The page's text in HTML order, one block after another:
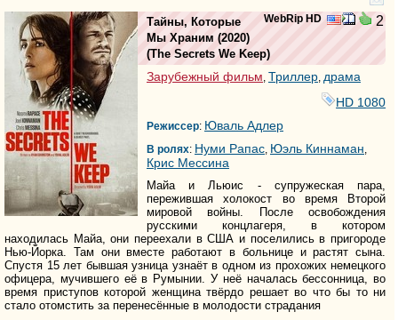
WebRip HD 2
Тайны, Которые
Мы Храним (2020)
(The Secrets We Keep)
Зарубежный фильм, Триллер, драма
HD 1080
Режиссер: Юваль Адлер
В ролях: Нуми Рапас, Юэль Киннаман,
Крис Мессина
Майа и Льюис - супружеская пара,
пережившая холокост во время Второй
мировой войны. После освобождения
русскими концлагеря, в котором
находилась Майа, они переехали в США и поселились в пригороде
Нью-Йорка. Там они вместе работают в больнице и растят сына.
Спустя 15 лет бывшая узница узнаёт в одном из прохожих немецкого
офицера, мучившего её в Румынии. У неё началась бессонница, во
время приступов которой женщина твёрдо решает во что бы то ни
стало отомстить за перенесённые в молодости страдания